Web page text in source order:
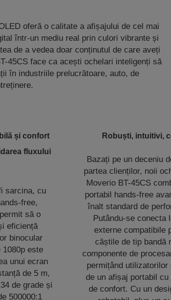
oferă o calitate a afișajului de cel mai
într-un mediu real prin culori vibrante și
de a vedea doar conținutul de care aveți
45CS face ca acești ochelari inteligenți să
în industriile prelucrătoare, auto, de
și confort
fluxului
sarcina, cu
free,
să o
eficiență
binocular
1080p este
unui ecran
de 5 m,
de grade și
500000:1
Robuști, intuitivi,
Bazați pe un deceniu
partea clienților, noii
Moverio BT-45CS
portabil hands-free
înalt standard de
Putându-se conecta
externe compatibile
căștile de tip bandă
componente de
permițând utilizatorilor
de un afișaj portabil
de confort. Cu un